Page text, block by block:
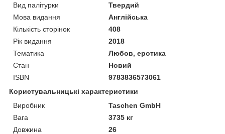
Вид палітурки
Твердий
Мова видання
Англійська
Кількість сторінок
408
Рік видання
2018
Тематика
Любов, еротика
Стан
Новий
ISBN
9783836573061
Користувальницькі характеристики
Виробник
Taschen GmbH
Вага
3735 кг
Довжина
26